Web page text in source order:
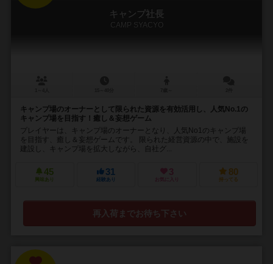
キャンプ社長
CAMP SYACYO
キャンプ場のオーナーとして限られた資源を有効活用し、人気No.1の
キャンプ場を目指す！癒し＆妄想ゲーム
プレイヤーは、キャンプ場のオーナーとなり、人気No1のキャンプ場
を目指す、癒し＆妄想ゲームです。 限られた経営資源の中で、施設を
建設し、キャンプ場を拡大しながら、自社グ...
45
興味あり
31
経験あり
3
お気に入り
80
持ってる
再入荷までお待ち下さい